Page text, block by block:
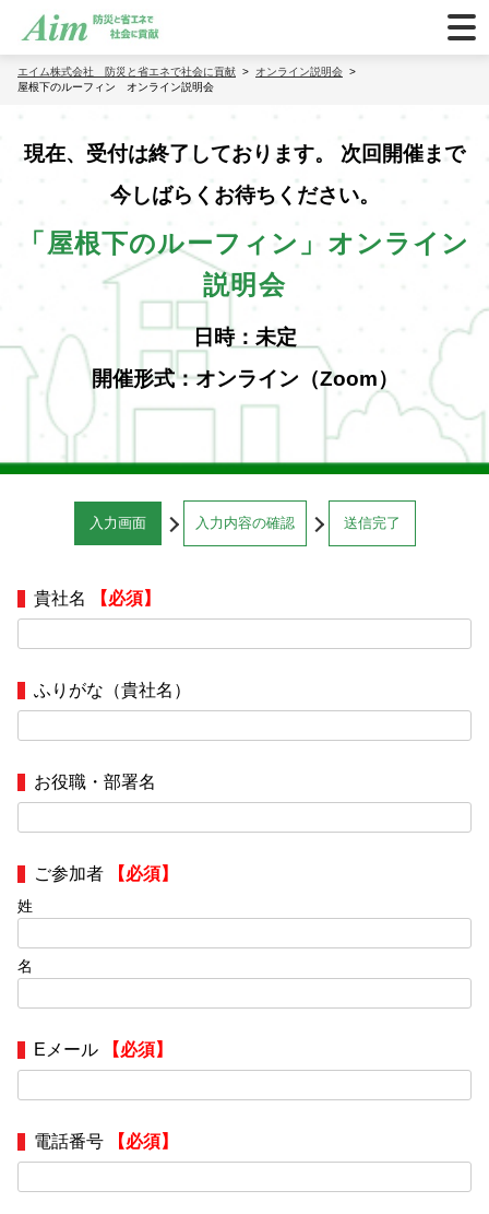
エイム株式会社 防災と省エネで社会に貢献
オンライン説明会
屋根下のルーフィン オンライン説明会
現在、受付は終了しております。 次回開催まで
今しばらくお待ちください。
「屋根下のルーフィン」オンライン
説明会
日時： 未定
開催形式：オンライン（Zoom）
入力画面 入力内容の確認 送信完了
貴社名 【必須】
ふりがな（貴社名）
お役職・部署名
ご参加者 【必須】
姓
名
Eメール 【必須】
電話番号 【必須】